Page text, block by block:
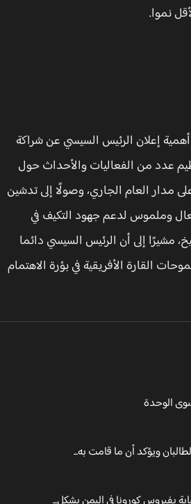
نموا.
إعلان الرئيس السيسي عن شراكة
من الفعاليات والأحداث حول
مدار العام الجاري، وصولًا إلى تدشين
وملموس لدعم جهود التكيف في
إلى أن الرئيس السيسي دائما
الأفريقية في بؤرة الاهتمام
الوحدة
ويؤكد أن ما قامت به...